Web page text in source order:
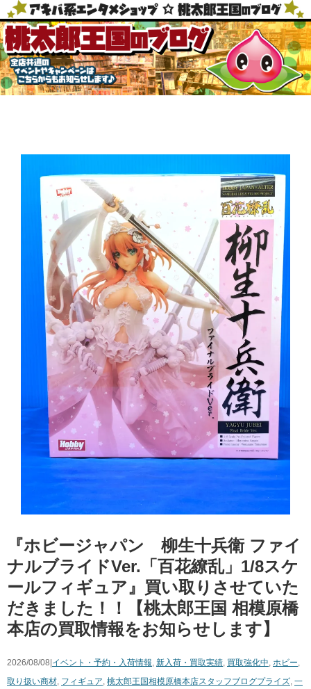
『ホビージャパン 柳生十兵衛 ファイ
ナルブライドVer.「百花繚乱」1/8スケ
ールフィギュア』買い取りさせていた
だきました！！【桃太郎王国 相模原橋
本店の買取情報をお知らせします】
2026/08/08|イベント・予約・入荷情報 新入荷・買取実績 買取強化中 ホビー
取り扱い商材 フィギュア 桃太郎王国相模原橋本店スタッフブログプライズ 一